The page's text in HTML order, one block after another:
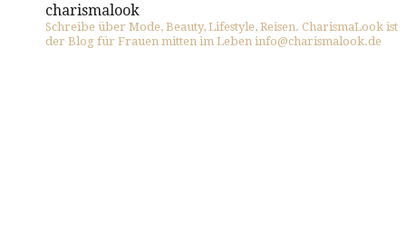
charismalook
Schreibe über Mode, Beauty, Lifestyle, Reisen. CharismaLook ist
der Blog für Frauen mitten im Leben info@charismalook.de